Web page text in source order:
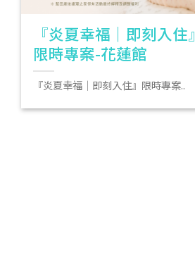
『炎夏幸福｜即刻入住』
限時專案-花蓮館
『炎夏幸福｜即刻入住』限時專案..